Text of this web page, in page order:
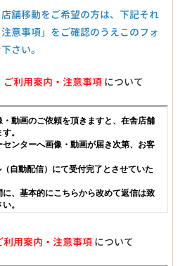
舗移動をご希望の方は、下記それ
意事項」をご確認のうえこのフォ
さい。
ご利用案内・注意事項 について
利用案内・注意事項 について